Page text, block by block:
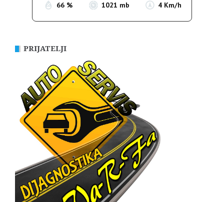
66 % 1021 mb 4 Km/h
PRIJATELJI